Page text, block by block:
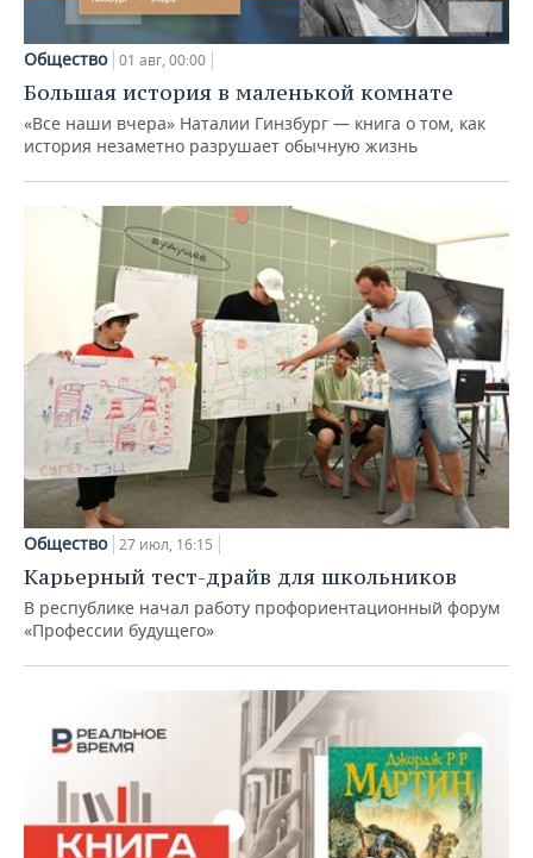
Общество 01 авг, 00:00
Большая история в маленькой комнате
«Все наши вчера» Наталии Гинзбург — книга о том, как
история незаметно разрушает обычную жизнь
Общество 27 июл, 16:15
Карьерный тест-драйв для школьников
В республике начал работу профориентационный форум
«Профессии будущего»